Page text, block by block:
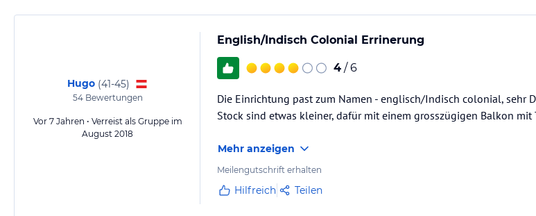
Hugo (41-45)
54Bewertungen
Vor 7 Jahren • Verreist als Gruppe im
August 2018
English/Indisch Colonial Errinerung
4 / 6
Die Einrichtung past zum Namen - englisch/Indisch colonial, sehr
Stock sind etwas kleiner, dafür mit einem grosszügigen Balkon mit
Mehr anzeigen
Meilengutschrift erhalten
Hilfreich Teilen